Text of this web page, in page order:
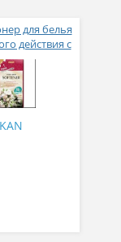
для белья
действия с
с
ароматом
500 мл
KAN